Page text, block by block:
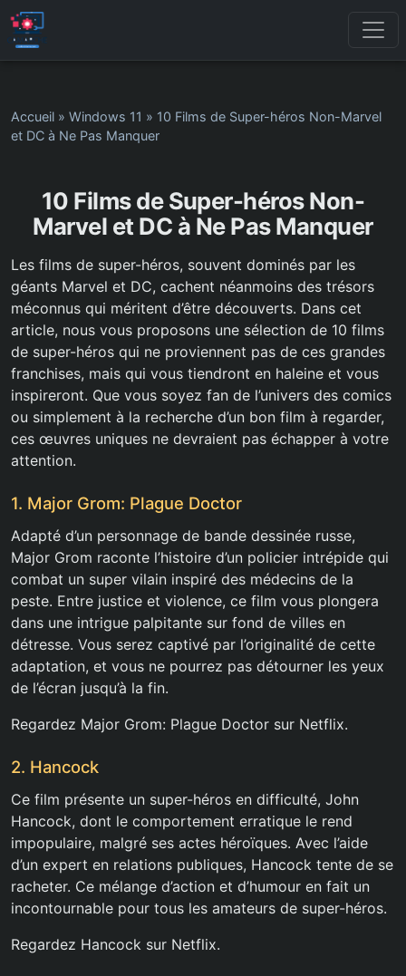
Accueil » Windows 11 » 10 Films de Super-héros Non-Marvel
et DC à Ne Pas Manquer
10 Films de Super-héros Non-
Marvel et DC à Ne Pas Manquer
Les films de super-héros, souvent dominés par les
géants Marvel et DC, cachent néanmoins des trésors
méconnus qui méritent d’être découverts. Dans cet
article, nous vous proposons une sélection de 10 films
de super-héros qui ne proviennent pas de ces grandes
franchises, mais qui vous tiendront en haleine et vous
inspireront. Que vous soyez fan de l’univers des comics
ou simplement à la recherche d’un bon film à regarder,
ces œuvres uniques ne devraient pas échapper à votre
attention.
1. Major Grom: Plague Doctor
Adapté d’un personnage de bande dessinée russe,
Major Grom raconte l’histoire d’un policier intrépide qui
combat un super vilain inspiré des médecins de la
peste. Entre justice et violence, ce film vous plongera
dans une intrigue palpitante sur fond de villes en
détresse. Vous serez captivé par l’originalité de cette
adaptation, et vous ne pourrez pas détourner les yeux
de l’écran jusqu’à la fin.
Regardez Major Grom: Plague Doctor sur Netflix.
2. Hancock
Ce film présente un super-héros en difficulté, John
Hancock, dont le comportement erratique le rend
impopulaire, malgré ses actes héroïques. Avec l’aide
d’un expert en relations publiques, Hancock tente de se
racheter. Ce mélange d’action et d’humour en fait un
incontournable pour tous les amateurs de super-héros.
Regardez Hancock sur Netflix.